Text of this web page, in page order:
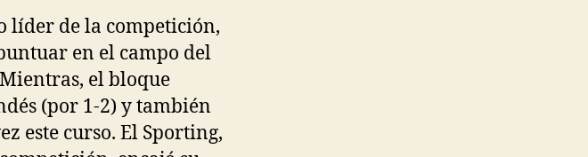
líder de la competición,
en el campo del
el bloque
(por 1-2) y también
este curso. El Sporting,